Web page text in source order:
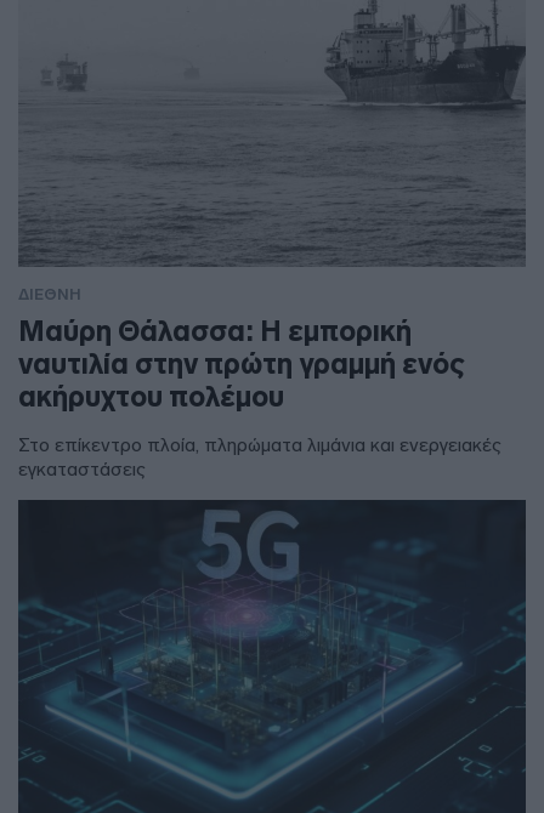
ΔΙΕΘΝΗ
Μαύρη Θάλασσα: Η εμπορική
ναυτιλία στην πρώτη γραμμή ενός
ακήρυχτου πολέμου
Στο επίκεντρο πλοία, πληρώματα λιμάνια και ενεργειακές
εγκαταστάσεις